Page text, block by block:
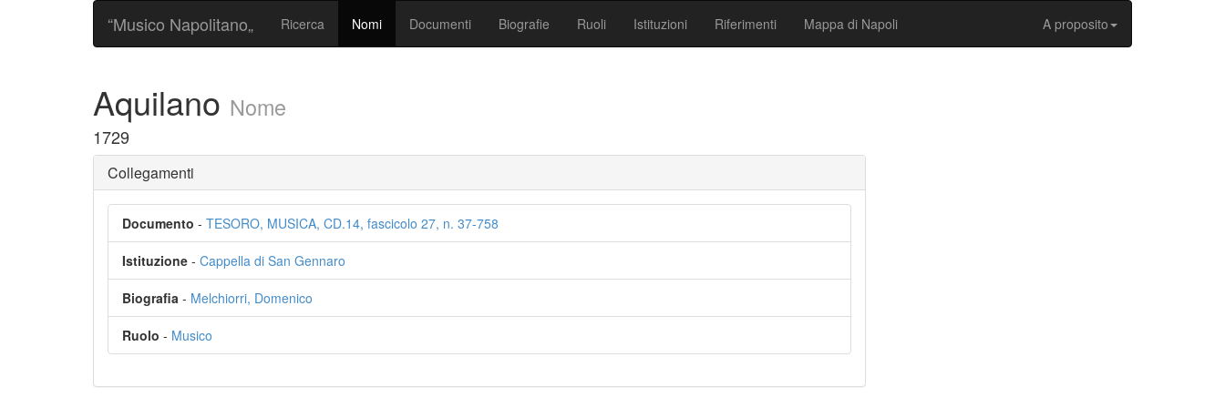
“Musico Napolitano„ Ricerca Nomi Documenti Biografie Ruoli Istituzioni Riferimenti Mappa di Napoli A proposito
Aquilano Nome
1729
Collegamenti
Documento - TESORO, MUSICA, CD.14, fascicolo 27, n. 37-758
Istituzione - Cappella di San Gennaro
Biografia - Melchiorri, Domenico
Ruolo - Musico